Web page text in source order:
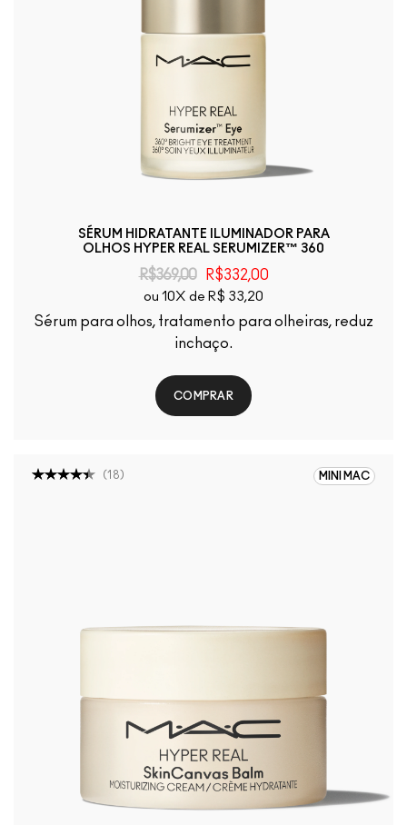
SÉRUM HIDRATANTE ILUMINADOR PARA
OLHOS HYPER REAL SERUMIZER™ 360
R$369,00 R$332,00
ou 10X de R$ 33,20
Sérum para olhos, tratamento para olheiras, reduz
inchaço.
COMPRAR
MINI MAC
(18 )